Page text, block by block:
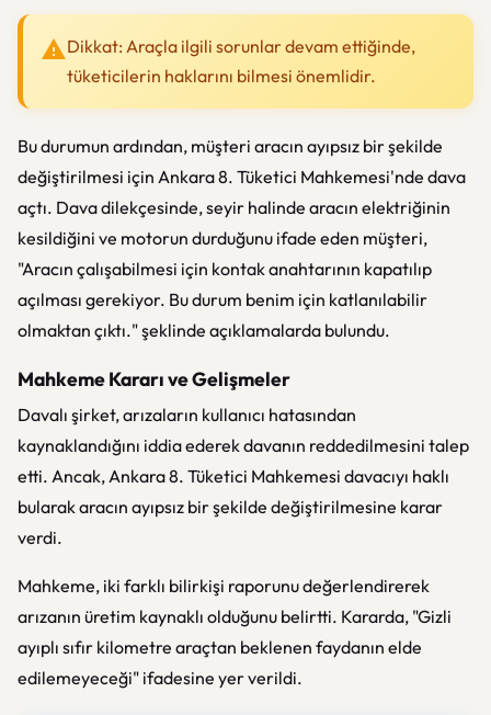
Dikkat: Araçla ilgili sorunlar devam ettiğinde,
tüketicilerin haklarını bilmesi önemlidir.
Bu durumun ardından, müşteri aracın ayıpsız bir şekilde
değiştirilmesi için Ankara 8. Tüketici Mahkemesi'nde dava
açtı. Dava dilekçesinde, seyir halinde aracın elektriğinin
kesildiğini ve motorun durduğunu ifade eden müşteri,
"Aracın çalışabilmesi için kontak anahtarının kapatılıp
açılması gerekiyor. Bu durum benim için katlanılabilir
olmaktan çıktı." şeklinde açıklamalarda bulundu.
Mahkeme Kararı ve Gelişmeler
Davalı şirket, arızaların kullanıcı hatasından
kaynaklandığını iddia ederek davanın reddedilmesini talep
etti. Ancak, Ankara 8. Tüketici Mahkemesi davacıyı haklı
bularak aracın ayıpsız bir şekilde değiştirilmesine karar
verdi.
Mahkeme, iki farklı bilirkişi raporunu değerlendirerek
arızanın üretim kaynaklı olduğunu belirtti. Kararda, "Gizli
ayıplı sıfır kilometre araçtan beklenen faydanın elde
edilemeyeceği" ifadesine yer verildi.